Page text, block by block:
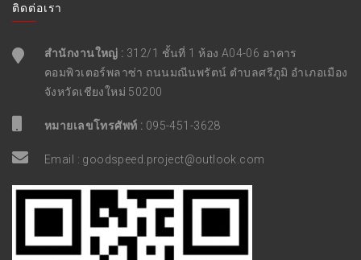
ติดต่อเรา
สำนักงานใหญ่ : 312/1 ชั้นที่ 1 ห้อง A04-06 อาคาร
คอมพิวเตอร์พลาซ่า ถนนมณีนพรัตน์ ตำบลศรีภูมิ อำเภอเมือง
จังหวัดเชียงใหม่ 50200
หมายเลขโทรศัพท์ : 095-451-3628
Email : goodspeed.project@outlook.com